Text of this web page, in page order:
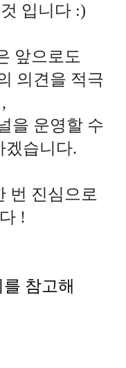
입니다 :)
앞으로도
의견을 적극
을 운영할 수
겠습니다.
번 진심으로
!
참고해